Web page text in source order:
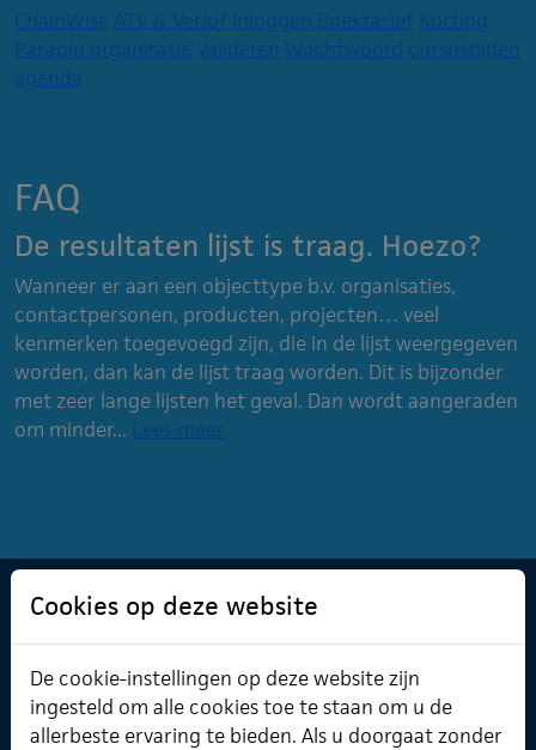
ChainWise ATV & Verlof Inloggen Boektarief Korting
Paraplu organisatie Valideren Wachtwoord
cursustijden
agenda
FAQ
De resultaten lijst is traag. Hoezo?
Wanneer er aan een objecttype b.v. organisaties,
contactpersonen, producten, projecten… veel
kenmerken toegevoegd zijn, die in de lijst weergegeven
worden, dan kan de lijst traag worden. Dit is bijzonder
met zeer lange lijsten het geval. Dan wordt aangeraden
om minder... Lees meer
Software & Cursusplanner
Professional Services
Verzuimmanager
Cookies op deze website
De cookie-instellingen op deze website zijn
ingesteld om alle cookies toe te staan om u de
allerbeste ervaring te bieden. Als u doorgaat zonder